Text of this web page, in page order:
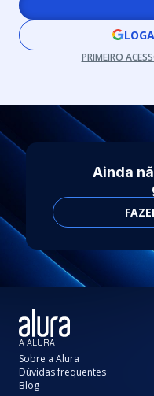
PRIMEIRO
Ainda
A ALURA
Sobre a Alura
Dúvidas frequentes
Blog